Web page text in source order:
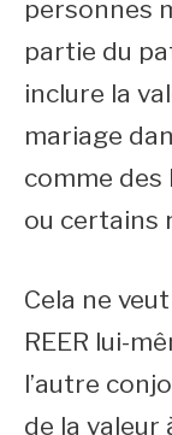
personnes
partie du
inclure la
mariage
comme des
ou certains
Cela ne
REER lui-
l’autre
de la valeur